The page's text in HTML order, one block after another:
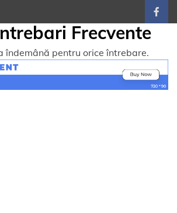
Frecvente
îndemână pentru orice întrebare.